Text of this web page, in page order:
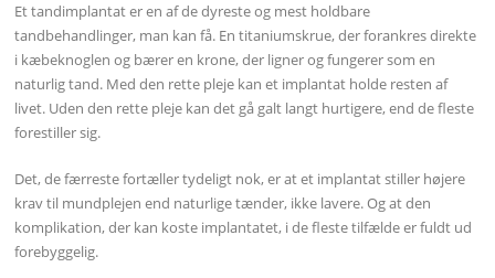
Et tandimplantat er en af de dyreste og mest holdbare
tandbehandlinger, man kan få. En titaniumskrue, der forankres direkte
i kæbeknoglen og bærer en krone, der ligner og fungerer som en
naturlig tand. Med den rette pleje kan et implantat holde resten af
livet. Uden den rette pleje kan det gå galt langt hurtigere, end de fleste
forestiller sig.
Det, de færreste fortæller tydeligt nok, er at et implantat stiller højere
krav til mundplejen end naturlige tænder, ikke lavere. Og at den
komplikation, der kan koste implantatet, i de fleste tilfælde er fuldt ud
forebyggelig.